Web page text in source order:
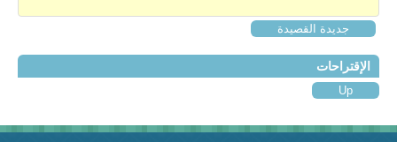
جديدة القصيدة
الإقتراحات
Up